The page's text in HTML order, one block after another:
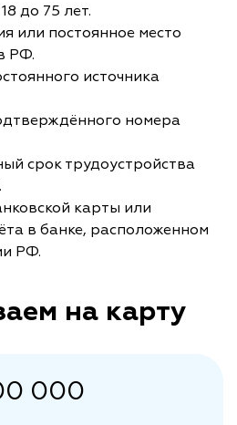
до 75 лет.
или постоянное место
РФ.
источника
номера
срок трудоустройства
карты или
в банке, расположенном
РФ.
на карту
000